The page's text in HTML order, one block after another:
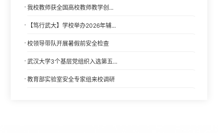
· 我校教师获全国高校教师教学创...
· 【笃行武大】学校举办2026年辅...
· 校领导带队开展暑假前安全检查
· 武汉大学3个基层党组织入选第五...
· 教育部实验室安全专家组来校调研